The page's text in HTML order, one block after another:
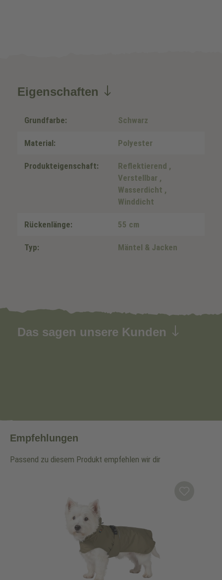
Eigenschaften
Grundfarbe: Schwarz
Material: Polyester
Produkteigenschaft: Reflektierend ,
Verstellbar ,
Wasserdicht ,
Winddicht
Rückenlänge: 55 cm
Typ: Mäntel & Jacken
Das sagen unsere Kunden
Empfehlungen
Passend zu diesem Produkt empfehlen wir dir